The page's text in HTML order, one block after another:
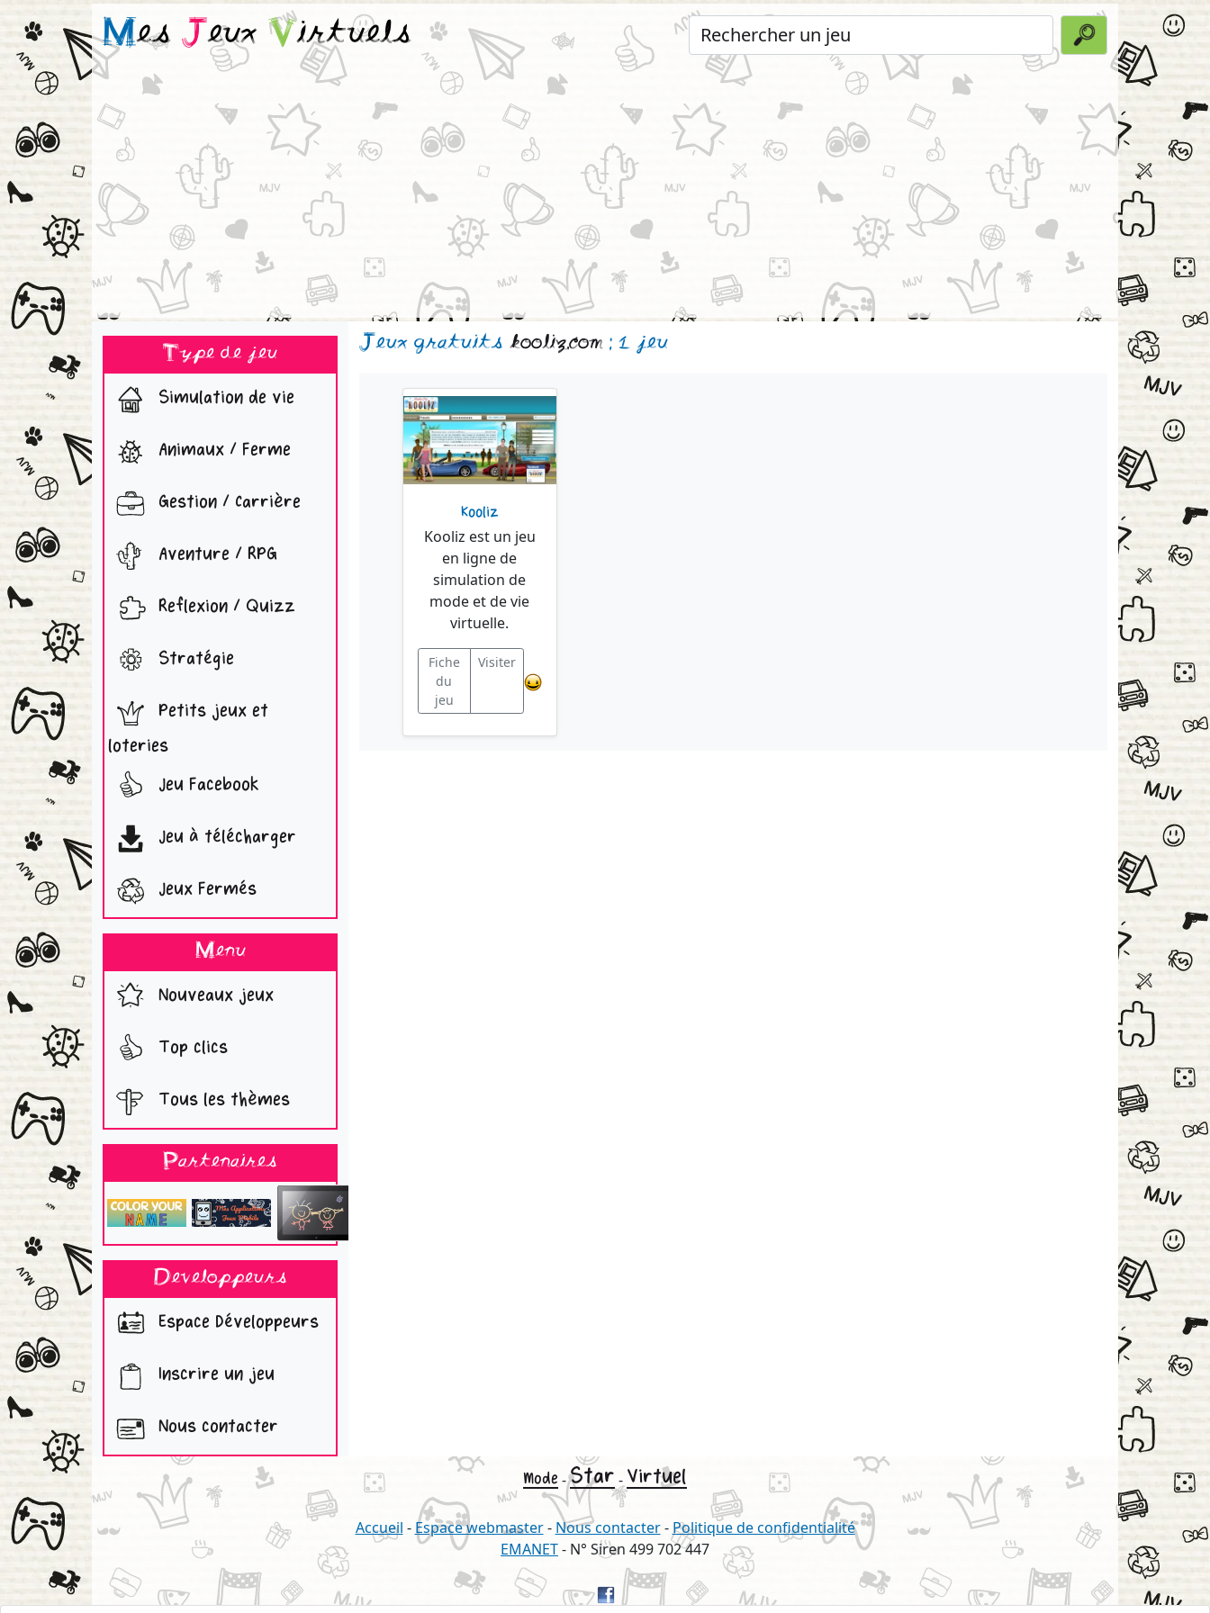
Mes Jeux Virtuels
Type de jeu
Simulation de vie
Animaux / Ferme
Gestion / Carrière
Aventure / RPG
Reflexion / Quizz
Stratégie
Petits jeux et
loteries
Jeu Facebook
Jeu à télécharger
Jeux Fermés
Menu
Nouveaux jeux
Top clics
Tous les thèmes
Partenaires
Developpeurs
Espace Développeurs
Inscrire un jeu
Nous contacter
Jeux gratuits kooliz.com : 1 jeu
Kooliz
Kooliz est un jeu
en ligne de
simulation de
mode et de vie
virtuelle.
Fiche
du
jeu
Visiter
Mode -Star - Virtuel
Accueil - Espace webmaster- Nous contacter- Politique de confidentialité
EMANET- N° Siren 499 702 447